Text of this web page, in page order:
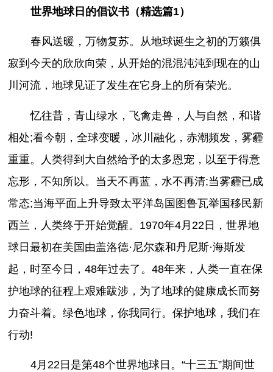
世界地球日的倡议书（精选篇1）
春风送暖，万物复苏。从地球诞生之初的万籁俱
寂到今天的欣欣向荣，从开始的混混沌沌到现在的山
川河流，地球见证了发生在它身上的所有荣光。
忆往昔，青山绿水，飞禽走兽，人与自然，和谐
相处;看今朝，全球变暖，冰川融化，赤潮频发，雾霾
重重。人类得到大自然给予的太多恩宠，以至于得意
忘形，不知所以。当天不再蓝，水不再清;当雾霾已成
常态;当海平面上升导致太平洋岛国图鲁瓦举国移民新
西兰，人类终于开始觉醒。1970年4月22日，世界地
球日最初在美国由盖洛德·尼尔森和丹尼斯·海斯发
起，时至今日，48年过去了。48年来，人类一直在保
护地球的征程上艰难跋涉，为了地球的健康成长而努
力奋斗着。绿色地球，你我同行。保护地球，我们在
行动!
4月22日是第48个世界地球日。“十三五”期间世